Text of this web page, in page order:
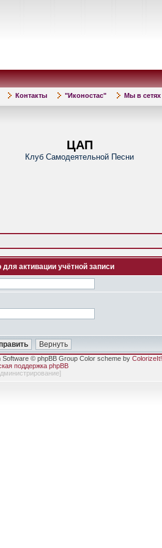
Контакты "Иконостас" Мы в сетях
ЦАП
Клуб Самодеятельной Песни
активации учётной записи
© phpBB Group Color scheme by ColorizeIt!
поддержка phpBB
]